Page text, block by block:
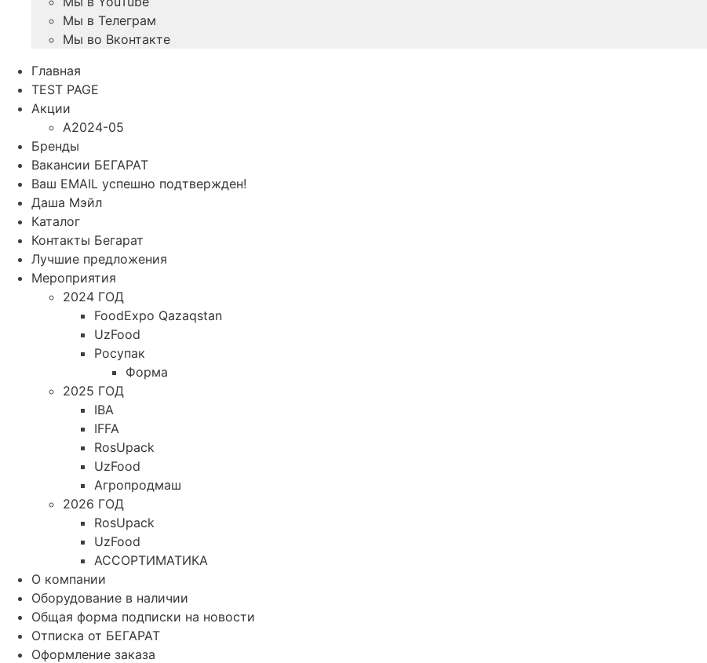
Мы в Телеграм
Мы во Вконтакте
Главная
TEST PAGE
Акции
A2024-05
Бренды
Вакансии БЕГАРАТ
Ваш EMAIL успешно подтвержден!
Даша Мэйл
Каталог
Контакты Бегарат
Лучшие предложения
Мероприятия
2024 ГОД
FoodExpo Qazaqstan
UzFood
Росупак
Форма
2025 ГОД
IBA
IFFA
RosUpack
UzFood
Агропродмаш
2026 ГОД
RosUpack
UzFood
АССОРТИМАТИКА
О компании
Оборудование в наличии
Общая форма подписки на новости
Отписка от БЕГАРАТ
Оформление заказа